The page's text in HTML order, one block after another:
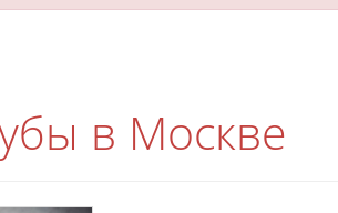
в Москве